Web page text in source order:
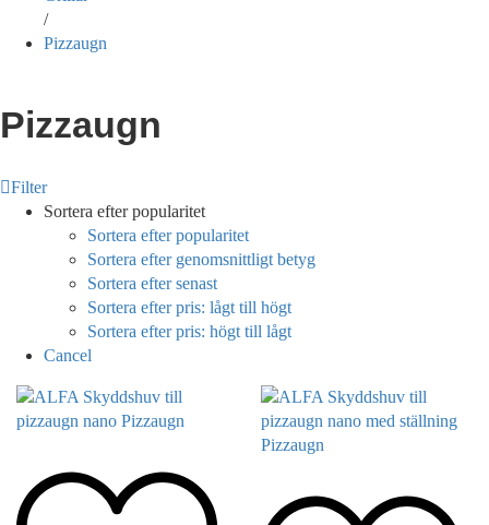
/
Pizzaugn
Pizzaugn
Filter
Sortera efter popularitet
Sortera efter popularitet
Sortera efter genomsnittligt betyg
Sortera efter senast
Sortera efter pris: lågt till högt
Sortera efter pris: högt till lågt
Cancel